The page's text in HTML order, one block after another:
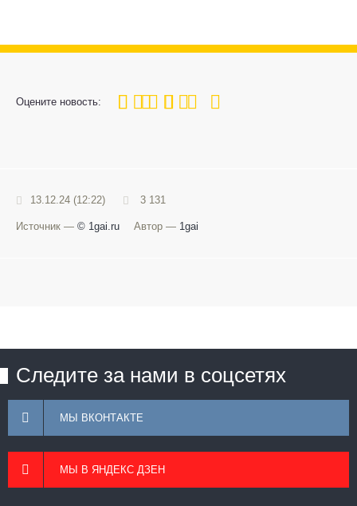
Оцените новость:
100
1 3 4 5
13.12.24 (12:22) 3 131
Источник — © 1gai.ru Автор — 1gai
Следите за нами в соцсетях
МЫ ВКОНТАКТЕ
МЫ В ЯНДЕКС ДЗЕН